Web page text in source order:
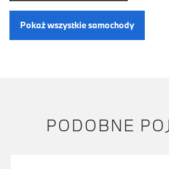
Pokaż wszystkie samochody
PODOBNE